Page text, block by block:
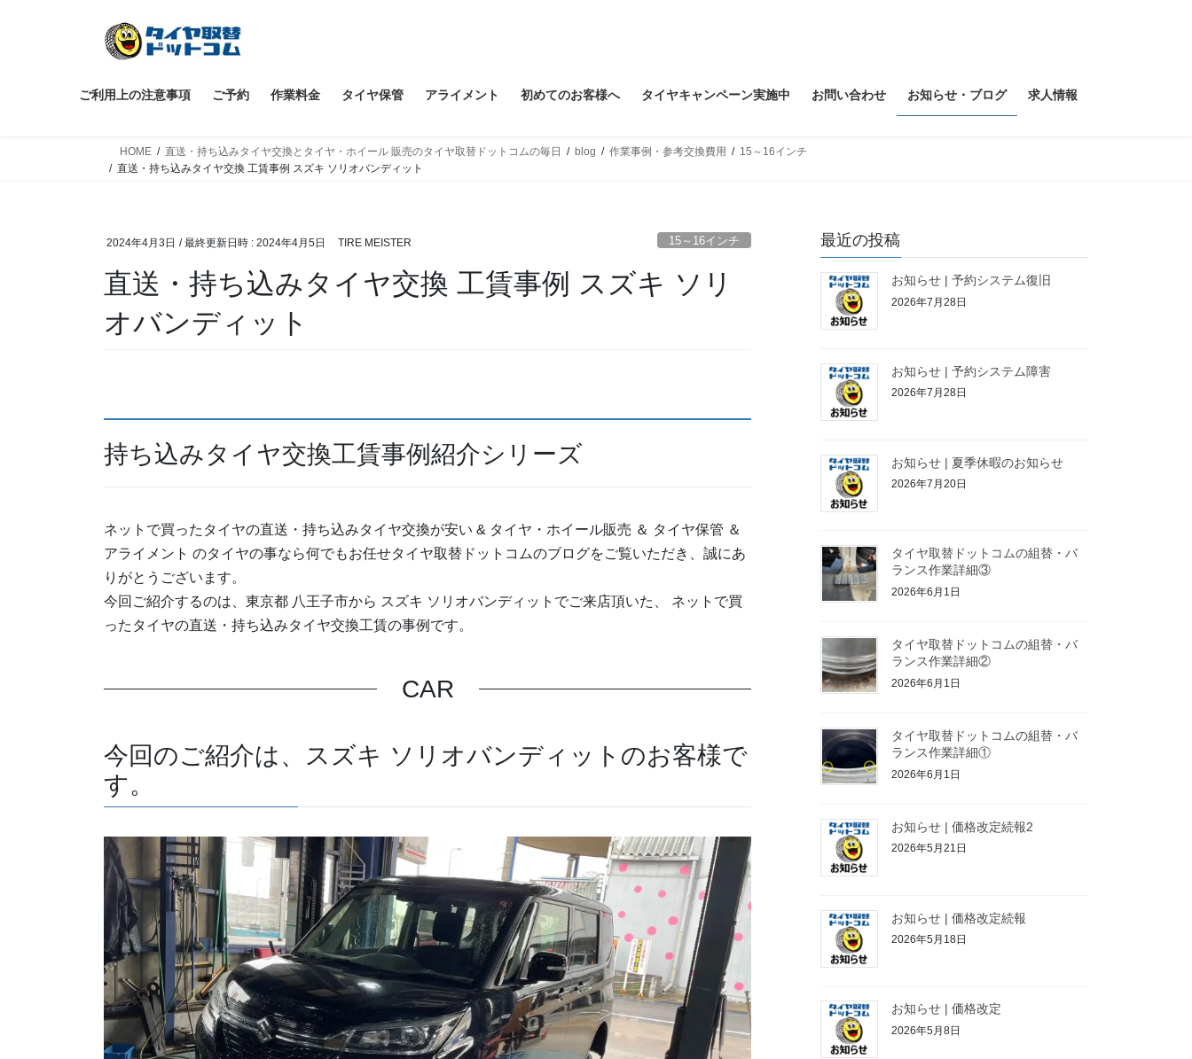
ご利用上の注意事項 ご予約 作業料金 タイヤ保管 アライメント 初めてのお客様へ タイヤキャンペーン実施中 お問い合わせ お知らせ・ブログ 求人情報
HOME 直送・持ち込みタイヤ交換とタイヤ・ホイール 販売のタイヤ取替ドットコムの毎日 blog 作業事例・参考交換費用
15～16インチ
直送・持ち込みタイヤ交換 工賃事例 スズキ ソリオバンディット
2024年4月3日 / 最終更新日時 : 2024年4月5日 TIRE MEISTER 15～16インチ
直送・持ち込みタイヤ交換 工賃事例 スズキ ソリ
オバンディット
持ち込みタイヤ交換工賃事例紹介シリーズ
ネットで買ったタイヤの直送・持ち込みタイヤ交換が安い & タイヤ・ホイール販売 ＆ タイヤ保管 ＆
アライメント のタイヤの事なら何でもお任せタイヤ取替ドットコムのブログをご覧いただき、誠にあ
りがとうございます。
今回ご紹介するのは、東京都 八王子市から スズキ ソリオバンディットでご来店頂いた、 ネットで買
ったタイヤの直送・持ち込みタイヤ交換工賃の事例です。
CAR
今回のご紹介は、スズキ ソリオバンディットのお客様で
す。
最近の投稿
お知らせ | 予約システム復旧
2026年7月28日
お知らせ | 予約システム障害
2026年7月28日
お知らせ | 夏季休暇のお知らせ
2026年7月20日
タイヤ取替ドットコムの組替・バ
ランス作業詳細③
2026年6月1日
タイヤ取替ドットコムの組替・バ
ランス作業詳細②
2026年6月1日
タイヤ取替ドットコムの組替・バ
ランス作業詳細①
2026年6月1日
お知らせ | 価格改定続報2
2026年5月21日
お知らせ | 価格改定続報
2026年5月18日
お知らせ | 価格改定
2026年5月8日